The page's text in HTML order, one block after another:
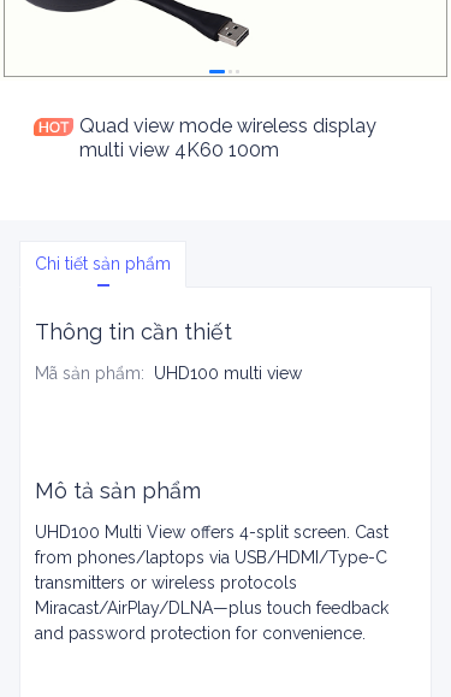
Quad view mode wireless display
multi view 4K60 100m
Chi tiết sản phẩm
Thông tin cần thiết
Mã sản phẩm: UHD100 multi view
Mô tả sản phẩm
UHD100 Multi View offers 4-split screen. Cast
from phones/laptops via USB/HDMI/Type-C
transmitters or wireless protocols
Miracast/AirPlay/DLNA—plus touch feedback
and password protection for convenience.